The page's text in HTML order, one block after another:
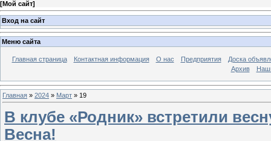
[Мой сайт]
Вход на сайт
Меню сайта
Главная страница Контактная информация О нас Предприятия
Доска
Архив
Главная » 2024 » Март » 19
В клубе «Родник» встретили
Весна!